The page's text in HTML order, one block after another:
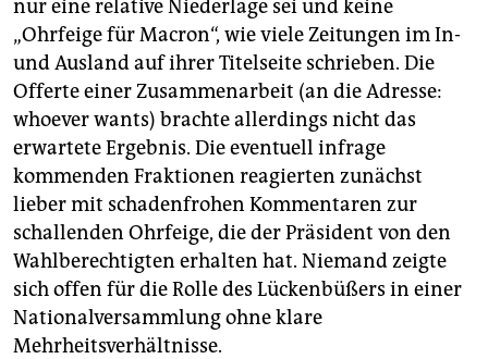
nur eine relative Niederlage sei und keine
„Ohrfeige für Macron“, wie viele Zeitungen im In-
und Ausland auf ihrer Titelseite schrieben. Die
Offerte einer Zusammenarbeit (an die Adresse:
whoever wants) brachte allerdings nicht das
erwartete Ergebnis. Die eventuell infrage
kommenden Fraktionen reagierten zunächst
lieber mit schadenfrohen Kommentaren zur
schallenden Ohrfeige, die der Präsident von den
Wahlberechtigten erhalten hat. Niemand zeigte
sich offen für die Rolle des Lückenbüßers in einer
Nationalversammlung ohne klare
Mehrheitsverhältnisse.